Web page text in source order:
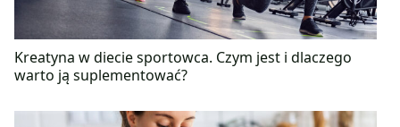
Kreatyna w diecie sportowca. Czym jest i dlaczego
warto ją suplementować?